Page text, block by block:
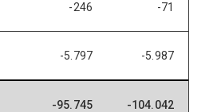
-246 -71
-5.797 -5.987
-95.745 -104.042